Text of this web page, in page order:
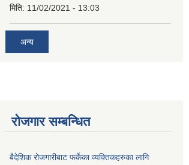
मिति: 11/02/2021 - 13:03
अन्य
रोजगार सम्बन्धित
बैदेशिक रोजगारीबाट फर्केका व्यक्तिकहरुका लागि